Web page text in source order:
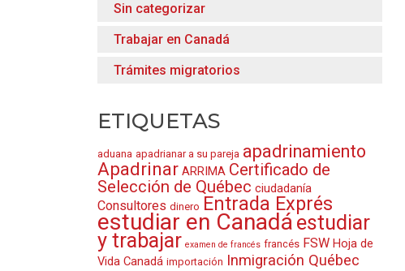
Sin categorizar
Trabajar en Canadá
Trámites migratorios
ETIQUETAS
aduana apadrianar a su pareja apadrinamiento
Apadrinar ARRIMA Certificado de
Selección de Québec ciudadanía
Consultores dinero Entrada Exprés
estudiar en Canadá estudiar
y trabajar examen de francés francés FSW Hoja de
Vida Canadá importación Inmigración Québec